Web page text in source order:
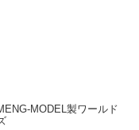
MODEL製ワールド